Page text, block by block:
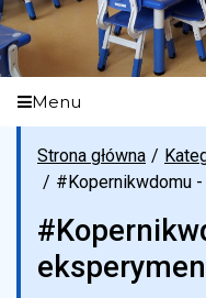
Menu
Strona główna
#Kopernikwdomu